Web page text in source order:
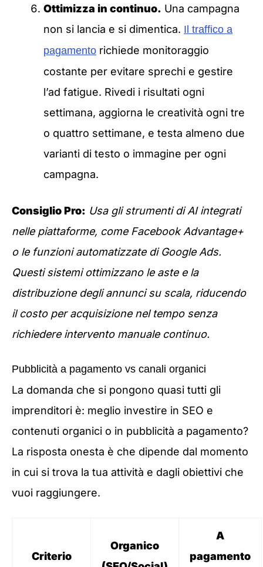
Ottimizza in continuo. Una campagna
non si lancia e si dimentica. Il traffico a
pagamento richiede monitoraggio
costante per evitare sprechi e gestire
l’ad fatigue. Rivedi i risultati ogni
settimana, aggiorna le creatività ogni tre
o quattro settimane, e testa almeno due
varianti di testo o immagine per ogni
campagna.
Consiglio Pro: Usa gli strumenti di AI integrati
nelle piattaforme, come Facebook Advantage+
o le funzioni automatizzate di Google Ads.
Questi sistemi ottimizzano le aste e la
distribuzione degli annunci su scala, riducendo
il costo per acquisizione nel tempo senza
richiedere intervento manuale continuo.
Pubblicità a pagamento vs canali organici
La domanda che si pongono quasi tutti gli
imprenditori è: meglio investire in SEO e
contenuti organici o in pubblicità a pagamento?
La risposta onesta è che dipende dal momento
in cui si trova la tua attività e dagli obiettivi che
vuoi raggiungere.
Criterio
Organico
A
pagamento